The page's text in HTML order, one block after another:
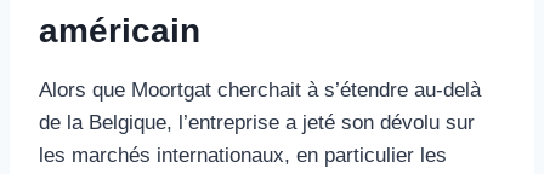
américain
Alors que Moortgat cherchait à s’étendre au-delà
de la Belgique, l’entreprise a jeté son dévolu sur
les marchés internationaux, en particulier les